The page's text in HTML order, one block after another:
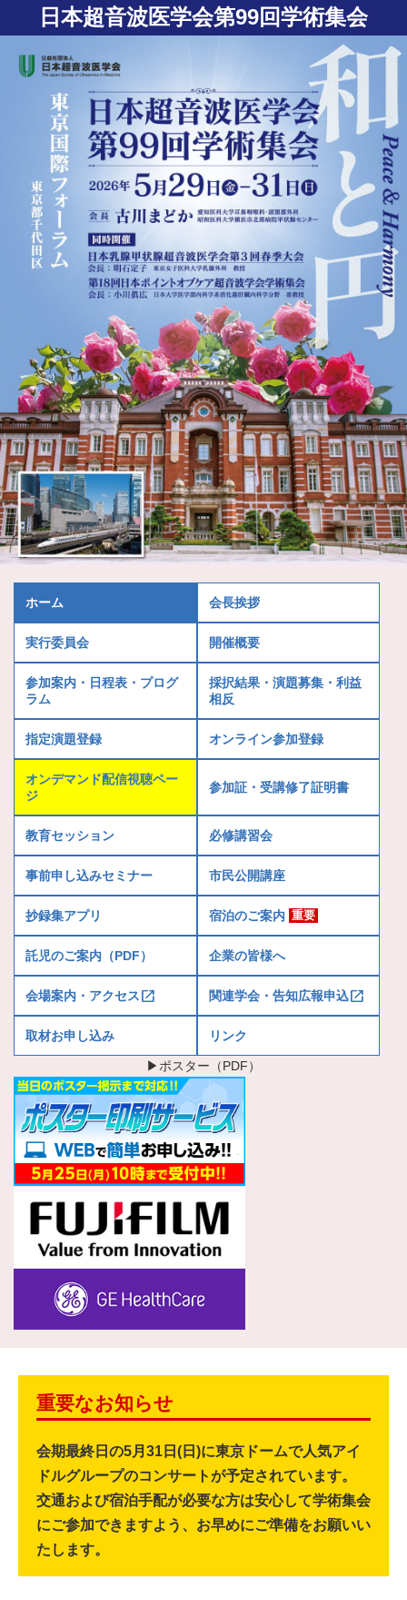
日本超音波医学会第99回学術集会
ホーム 会長挨拶
実行委員会 開催概要
参加案内・日程表・プログ
ラム
採択結果・演題募集・利益
相反
指定演題登録 オンライン参加登録
オンデマンド配信視聴ペー
ジ
参加証・受講修了証明書
教育セッション 必修講習会
事前申し込みセミナー 市民公開講座
抄録集アプリ 宿泊のご案内 重要
託児のご案内（PDF） 企業の皆様へ
会場案内・アクセスopen_in_new 関連学会・告知広報申込open_in_new
取材お申し込み リンク
▶ポスター（PDF）
重要なお知らせ
会期最終日の5月31日(日)に東京ドームで人気アイ
ドルグループのコンサートが予定されています。
交通および宿泊手配が必要な方は安心して学術集会
にご参加できますよう、お早めにご準備をお願いい
たします。